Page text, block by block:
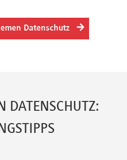
Datenschutz
DATENSCHUTZ: